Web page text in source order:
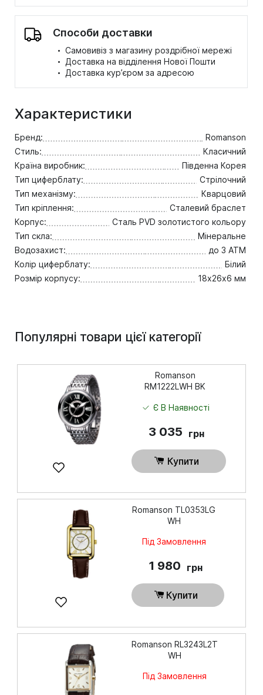
Способи доставки
· Самовивіз з магазину роздрібної мережі
· Доставка на відділення Нової Пошти
· Доставка кур’єром за адресою
Характеристики
Бренд:
Romanson
Стиль:
Класичний
Країна виробник:
Південна Корея
Тип циферблату:
Стрілочний
Тип механізму:
Кварцовий
Тип кріплення:
Сталевий браслет
Корпус:
Сталь PVD золотистого кольору
Тип скла:
Мінеральне
Водозахист:
до 3 ATM
Колір циферблату:
Білий
Розмір корпусу:
18х26х6 мм
Популярні товари цієї категорії
Romanson
RM1222LWH BK
Є В Наявності
3 035 грн
Купити
Romanson TL0353LG
WH
Під Замовлення
1 980 грн
Купити
Romanson RL3243L2T
WH
Під Замовлення